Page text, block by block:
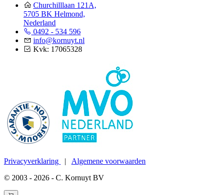
Churchilllaan 121A,
5705 BK Helmond,
Nederland
0492 - 534 596
info@kornuyt.nl
Kvk: 17065328
Privacyverklaring | Algemene voorwaarden
© 2003 - 2026 - C. Kornuyt BV